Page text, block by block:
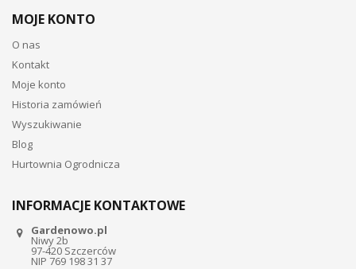
MOJE KONTO
O nas
Kontakt
Moje konto
Historia zamówień
Wyszukiwanie
Blog
Hurtownia Ogrodnicza
INFORMACJE KONTAKTOWE
Gardenowo.pl
Niwy 2b
97-420 Szczerców
NIP 769 198 31 37